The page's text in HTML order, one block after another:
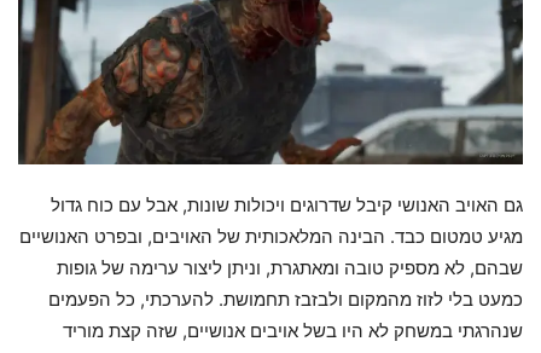
גם האויב האנושי קיבל שדרוגים ויכולות שונות, אבל עם כוח גדול
מגיע טמטום כבד. הבינה המלאכותית של האויבים, ובפרט האנושיים
שבהם, לא מספיק טובה ומאתגרת, וניתן ליצור ערימה של גופות
כמעט בלי לזוז מהמקום ולבזבז תחמושת. להערכתי, כל הפעמים
שנהרגתי במשחק לא היו בשל אויבים אנושיים, שזה קצת מוריד